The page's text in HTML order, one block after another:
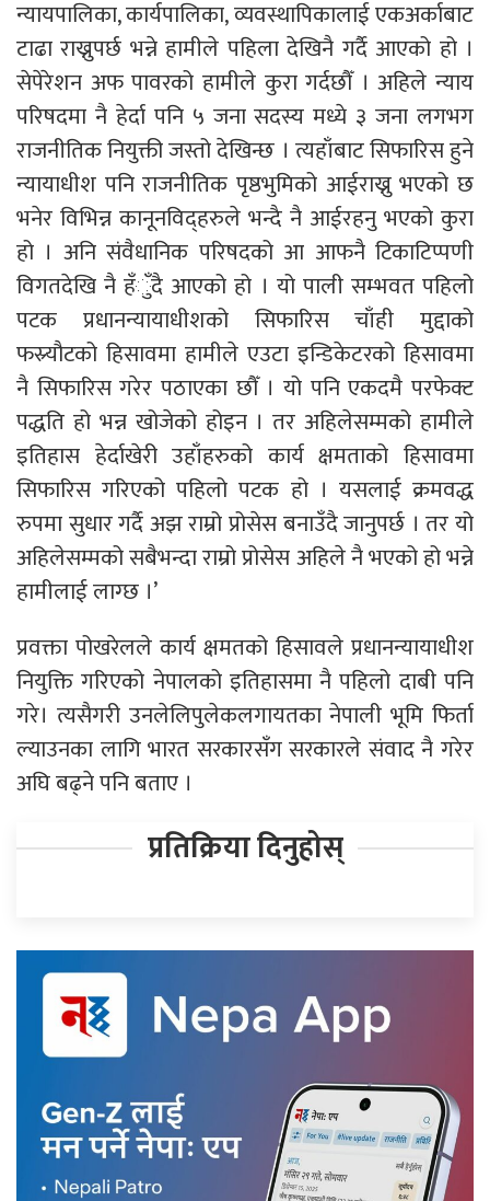
न्यायपालिका, कार्यपालिका, व्यवस्थापिकालाई एकअर्काबाट
टाढा राख्नुपर्छ भन्ने हामीले पहिला देखिनै गर्दै आएको हो ।
सेपेरेशन अफ पावरको हामीले कुरा गर्दछौँ । अहिले न्याय
परिषदमा नै हेर्दा पनि ५ जना सदस्य मध्ये ३ जना लगभग
राजनीतिक नियुक्ती जस्तो देखिन्छ । त्यहाँबाट सिफारिस हुने
न्यायाधीश पनि राजनीतिक पृष्ठभुमिको आईराख्नु भएको छ
भनेर विभिन्न कानूनविद्हरुले भन्दै नै आईरहनु भएको कुरा
हो । अनि संवैधानिक परिषदको आ आफनै टिकाटिप्पणी
विगतदेखि नै हँुँदै आएको हो । यो पाली सम्भवत पहिलो
पटक प्रधानन्यायाधीशको सिफारिस चाँही मुद्दाको
फस्र्यौटको हिसावमा हामीले एउटा इन्डिकेटरको हिसावमा
नै सिफारिस गरेर पठाएका छौँ । यो पनि एकदमै परफेक्ट
पद्धति हो भन्न खोजेको होइन । तर अहिलेसम्मको हामीले
इतिहास हेर्दाखेरी उहाँहरुको कार्य क्षमताको हिसावमा
सिफारिस गरिएको पहिलो पटक हो । यसलाई क्रमवद्ध
रुपमा सुधार गर्दै अझ राम्रो प्रोसेस बनाउँदै जानुपर्छ । तर यो
अहिलेसम्मको सबैभन्दा राम्रो प्रोसेस अहिले नै भएको हो भन्ने
हामीलाई लाग्छ ।’
प्रवक्ता पोखरेलले कार्य क्षमतको हिसावले प्रधानन्यायाधीश
नियुक्ति गरिएको नेपालको इतिहासमा नै पहिलो दाबी पनि
गरे। त्यसैगरी उनलेलिपुलेकलगायतका नेपाली भूमि फिर्ता
ल्याउनका लागि भारत सरकारसँग सरकारले संवाद नै गरेर
अघि बढ्ने पनि बताए ।
प्रतिक्रिया दिनुहोस्